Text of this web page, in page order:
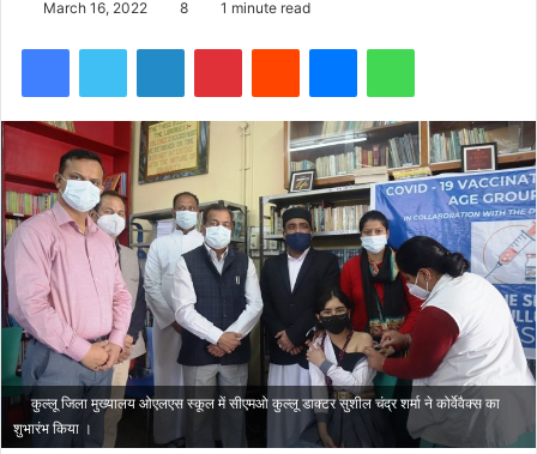
March 16, 2022 8 1 minute read
कुल्लू जिला मुख्यालय ओएलएस स्कूल में सीएमओ कुल्लू डाक्टर सुशील चंद्र शर्मा ने कोर्वेवैक्स का
शुभारंभ किया ।